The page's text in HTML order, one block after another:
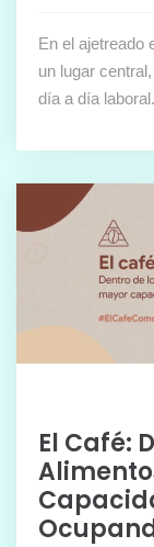
En el ajetreado
un lugar
día a día
El Café: